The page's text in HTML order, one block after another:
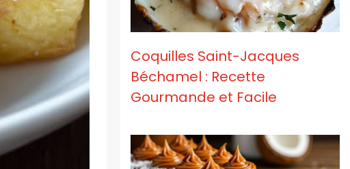
Coquilles Saint-Jacques
Béchamel : Recette
Gourmande et Facile